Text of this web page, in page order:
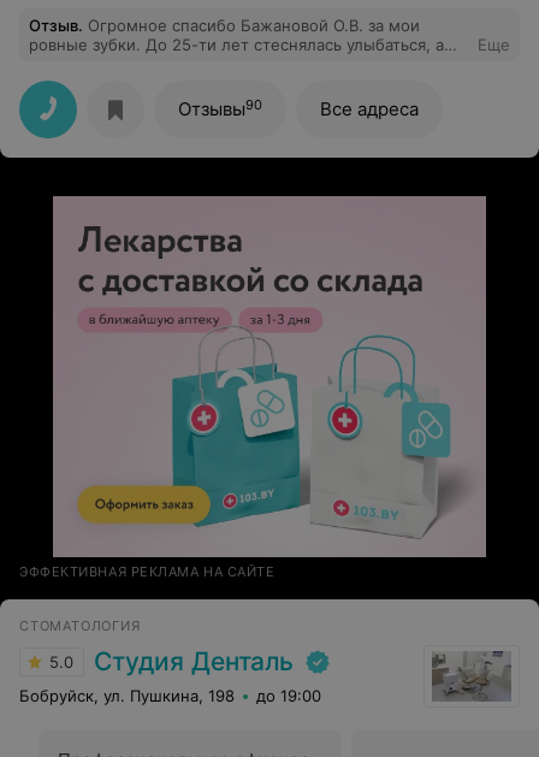
Отзыв. Огромное спасибо Бажановой О.В. за мои
ровные зубки. До 25-ти лет стеснялась улыбаться, а
таких докторов!!!
Еще
Отзывы90 Все адреса
ЭФФЕКТИВНАЯ РЕКЛАМА НА САЙТЕ
СТОМАТОЛОГИЯ
5.0 Студия Денталь
Бобруйск, ул. Пушкина, 198 до 19:00